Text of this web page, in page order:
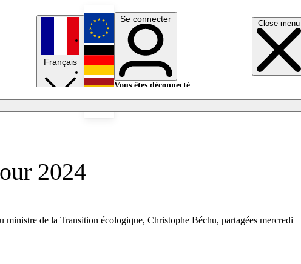
Close menu
Français
English
Deutsch
Se connecter
Vous êtes déconnecté.
2024
ministre de la Transition écologique, Christophe Béchu, partagées mercredi